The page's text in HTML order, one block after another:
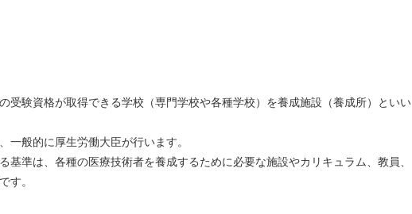
受験資格が取得できる学校（専門学校や各種学校）を養成施設（養成所）といい
一般的に厚生労働大臣が行います。
基準は、各種の医療技術者を養成するために必要な施設やカリキュラム、教員、
す。